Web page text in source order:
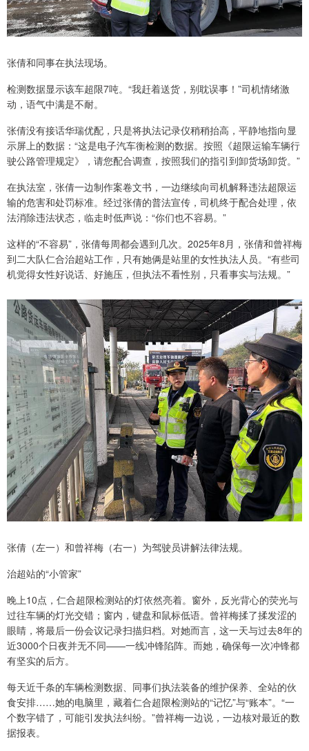
张倩和同事在执法现场。
检测数据显示该车超限7吨。“我赶着送货，别耽误事！”司机情绪激
动，语气中满是不耐。
张倩没有接话华瑞优配，只是将执法记录仪稍稍抬高，平静地指向显
示屏上的数据：“这是电子汽车衡检测的数据。按照《超限运输车辆行
驶公路管理规定》，请您配合调查，按照我们的指引到卸货场卸货。”
在执法室，张倩一边制作案卷文书，一边继续向司机解释违法超限运
输的危害和处罚标准。经过张倩的普法宣传，司机终于配合处理，依
法消除违法状态，临走时低声说：“你们也不容易。”
这样的“不容易”，张倩每周都会遇到几次。2025年8月，张倩和曾祥梅
到二大队仁合治超站工作，只有她俩是站里的女性执法人员。“有些司
机觉得女性好说话、好施压，但执法不看性别，只看事实与法规。”
张倩（左一）和曾祥梅（右一）为驾驶员讲解法律法规。
治超站的“小管家”
晚上10点，仁合超限检测站的灯依然亮着。窗外，反光背心的荧光与
过往车辆的灯光交错；窗内，键盘和鼠标低语。曾祥梅揉了揉发涩的
眼睛，将最后一份会议记录扫描归档。对她而言，这一天与过去8年的
近3000个日夜并无不同——一线冲锋陷阵。而她，确保每一次冲锋都
有坚实的后方。
每天近千条的车辆检测数据、同事们执法装备的维护保养、全站的伙
食安排……她的电脑里，藏着仁合超限检测站的“记忆”与“账本”。“一
个数字错了，可能引发执法纠纷。”曾祥梅一边说，一边核对最近的数
据报表。